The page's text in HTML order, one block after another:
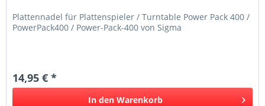
Plattennadel für Plattenspieler / Turntable Power Pack 400 /
PowerPack400 / Power-Pack-400 von Sigma
14,95 € *
In den Warenkorb